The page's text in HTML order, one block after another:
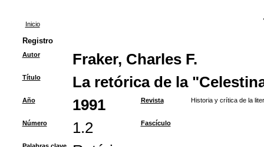
Inicio
Registro
Autor Fraker, Charles F.
Título La retórica de la
Año 1991 Revista Historia y crítica de la
Número 1.2 Fascículo